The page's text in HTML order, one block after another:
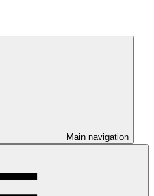
Main navigation